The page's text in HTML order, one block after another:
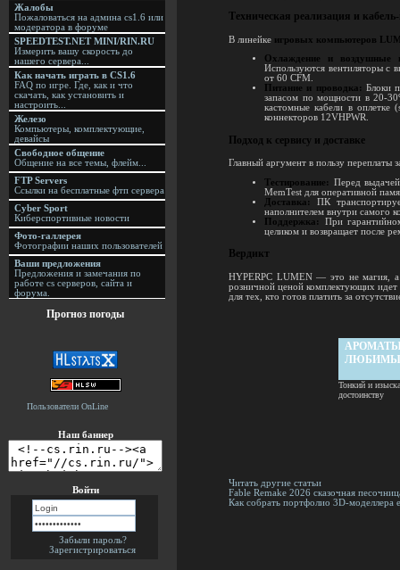
Жалобы
Пожаловаться на админа cs1.6 или
модератора в форуме
SPEEDTEST.NET MINI/RIN.RU
Измерить вашу скорость до
нашего сервера...
Как начать играть в CS1.6
FAQ по игре. Где, как и что
скачать, как установить и
настроить...
Железо
Компьютеры, комплектующие,
девайсы
Свободное общение
Общение на все темы, флейм...
FTP Servers
Ссылки на бесплатные фтп сервера
Cyber Sport
Киберспортивные новости
Фото-галлерея
Фотографии наших пользователей
Ваши предложения
Предложения и замечания по
работе cs серверов, сайта и
форума.
Прогноз погоды
Пользователи OnLine
Наш баннер
Войти
Забыли пароль?
Зарегистрироваться
Техническая реализация и
В линейке игровых компьютеров
Охлаждение и воздушные
Используются вентиляторы с
от 60 CFM.
Питание и проводка: Блоки
запасом по мощности в 20-
кастомные кабели в оплетке
коннекторов 12VHPWR.
Подход к сервису и доставке
Главный аргумент в пользу переплаты
Тестирование:
Перед
MemTest для оперативной
Доставка:
ПК
наполнителем внутри самого
Поддержка:
При
целиком и возвращает после
Вердикт
HYPERPC LUMEN — это не магия, а
розничной ценой комплектующих идет
для тех, кто готов платить за
Тонкий и
достоинству
Читать другие статьи
Fable Remake 2026 сказочная
Как собрать портфолио 3D-моделлера